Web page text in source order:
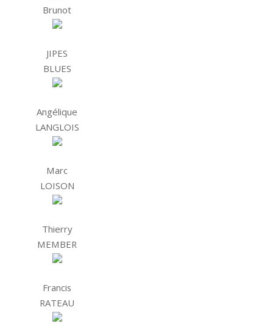
Brunot
JIPES
BLUES
Angélique
LANGLOIS
Marc
LOISON
Thierry
MEMBER
Francis
RATEAU